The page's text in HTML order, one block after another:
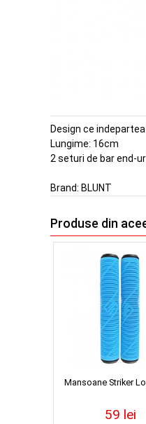
Design ce
Lungime: 16cm
2 seturi de bar end-
Brand: BLUNT
Produse din
Mansoane Striker
59 lei